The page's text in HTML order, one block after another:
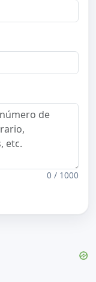
0 / 1000